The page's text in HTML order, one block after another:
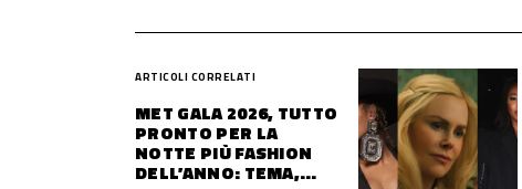
ARTICOLI CORRELATI
MET GALA 2026, TUTTO
PRONTO PER LA
NOTTE PIÙ FASHION
DELL’ANNO: TEMA,